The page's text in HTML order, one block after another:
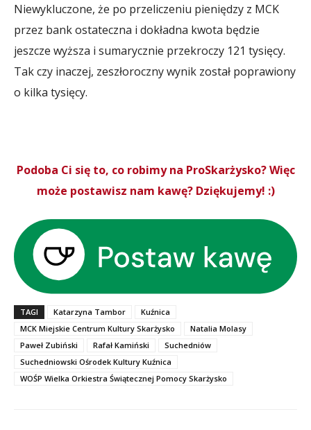
Niewykluczone, że po przeliczeniu pieniędzy z MCK
przez bank ostateczna i dokładna kwota będzie
jeszcze wyższa i sumarycznie przekroczy 121 tysięcy.
Tak czy inaczej, zeszłoroczny wynik został poprawiony
o kilka tysięcy.
Podoba Ci się to, co robimy na ProSkarżysko? Więc
może postawisz nam kawę? Dziękujemy! :)
TAGI Katarzyna Tambor
Kuźnica
MCK Miejskie Centrum Kultury Skarżysko
Natalia Molasy
Paweł Zubiński
Rafał Kamiński
Suchedniów
Suchedniowski Ośrodek Kultury Kuźnica
WOŚP Wielka Orkiestra Świątecznej Pomocy Skarżysko